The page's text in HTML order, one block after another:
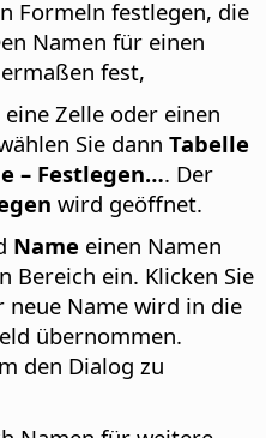
Formeln festlegen, die
Namen für einen
fest,
Zelle oder einen
Sie dann Tabelle
– Festlegen…. Der
wird geöffnet.
Name einen Namen
Bereich ein. Klicken Sie
neue Name wird in die
übernommen.
den Dialog zu